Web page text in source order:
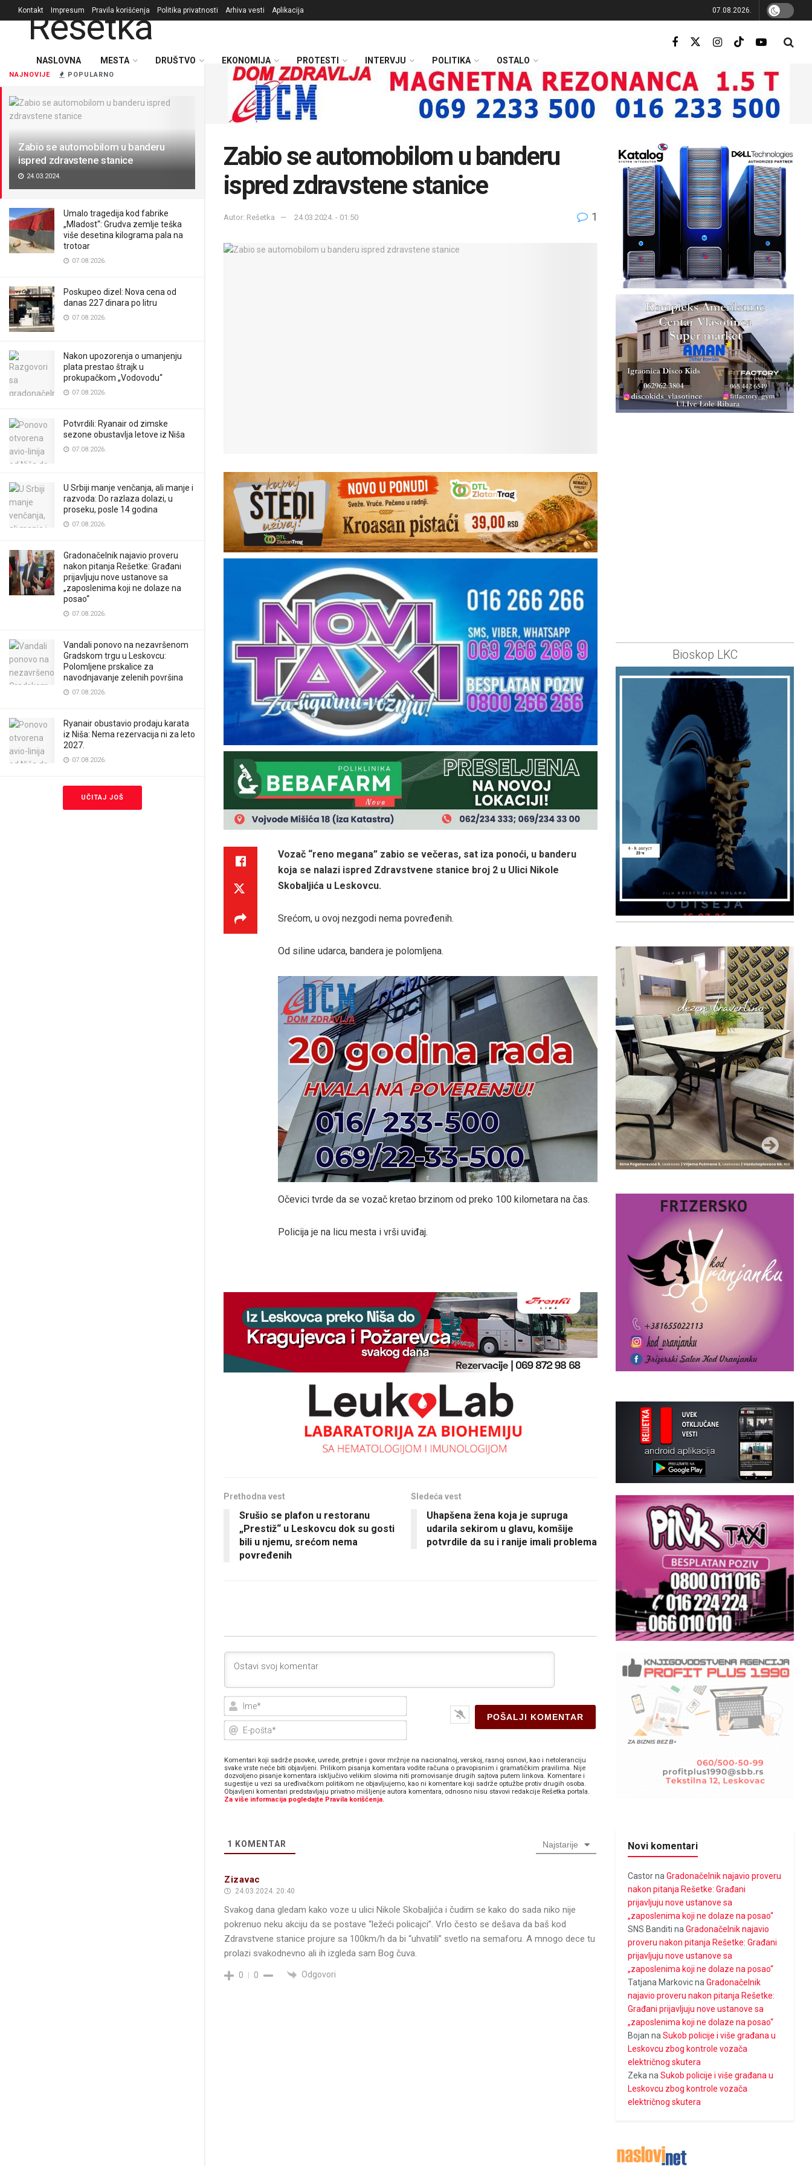
NAJNOVIJE POPULARNO
Zabio se automobilom u banderu
ispred zdravstene stanice
24.03.2024.
Umalo tragedija kod fabrike
„Mladost“: Grudva zemlje teška
više desetina kilograma pala na
trotoar
07.08.2026.
Poskupeo dizel: Nova cena od
danas 227 dinara po litru
07.08.2026.
Nakon upozorenja o umanjenju
plata prestao štrajk u
prokupačkom „Vodovodu“
07.08.2026.
Potvrdili: Ryanair od zimske
sezone obustavlja letove iz Niša
07.08.2026.
U Srbiji manje venčanja, ali manje i
razvoda: Do razlaza dolazi, u
proseku, posle 14 godina
07.08.2026.
Gradonačelnik najavio proveru
nakon pitanja Rešetke: Građani
prijavljuju nove ustanove sa
„zaposlenima koji ne dolaze na
posao“
07.08.2026.
Vandali ponovo na nezavršenom
Gradskom trgu u Leskovcu:
Polomljene prskalice za
navodnjavanje zelenih površina
07.08.2026.
Ryanair obustavio prodaju karata
iz Niša: Nema rezervacija ni za leto
2027.
07.08.2026.
UČITAJ JOŠ
Kontakt Impresum Pravila korišćenja Politika privatnosti Arhiva vesti Aplikacija 07.08.2026.
NASLOVNA MESTA DRUŠTVO EKONOMIJA PROTESTI INTERVJU POLITIKA OSTALO
Zabio se automobilom u banderu
ispred zdravstene stanice
Autor: Rešetka 24.03.2024. - 01:50 1
Vozač “reno megana” zabio se večeras, sat iza ponoći, u banderu
koja se nalazi ispred Zdravstvene stanice broj 2 u Ulici Nikole
Skobaljića u Leskovcu.
Srećom, u ovoj nezgodi nema povređenih.
Od siline udarca, bandera je polomljena.
Očevici tvrde da se vozač kretao brzinom od preko 100 kilometara na čas.
Policija je na licu mesta i vrši uviđaj.
Prethodna vest
Srušio se plafon u restoranu
„Prestiž“ u Leskovcu dok su gosti
bili u njemu, srećom nema
povređenih
Sledeća vest
Uhapšena žena koja je supruga
udarila sekirom u glavu, komšije
potvrdile da su i ranije imali problema
Ime*
E-
Komentari koji sadrže psovke, uvrede, pretnje i govor mržnje na nacionalnoj, verskoj, rasnoj osnovi, kao i netoleranciju
svake vrste neće biti objavljeni. Prilikom pisanja komentara vodite računa o pravopisnim i gramatičkim pravilima. Nije
dozvoljeno pisanje komentara isključivo velikim slovima niti promovisanje drugih sajtova putem linkova. Komentare i
sugestije u vezi sa uređivačkom politikom ne objavljujemo, kao ni komentare koji sadrže optužbe protiv drugih osoba.
Objavljeni komentari predstavljaju privatno mišljenje autora komentara, odnosno nisu stavovi redakcije Rešetka portala.
Za više informacija pogledajte Pravila korišćenja.
1 KOMENTAR Najstarije
Zizavac
24.03.2024. 20:40
Svakog dana gledam kako voze u ulici Nikole Skobaljića i čudim se kako do sada niko nije
pokrenuo neku akciju da se postave “ležeći policajci”. Vrlo često se dešava da baš kod
Zdravstvene stanice projure sa 100km/h da bi “uhvatili” svetlo na semaforu. A mnogo dece tu
prolazi svakodnevno ali ih izgleda sam Bog čuva.
0 0 Odgovori
Bioskop LKC
Novi komentari
CastornaGradonačelnik najavio proveru
nakon pitanja Rešetke: Građani
prijavljuju nove ustanove sa
„zaposlenima koji ne dolaze na posao“
SNS Banditi naGradonačelnik najavio
proveru nakon pitanja Rešetke: Građani
prijavljuju nove ustanove sa
„zaposlenima koji ne dolaze na posao“
Tatjana MarkovicnaGradonačelnik
najavio proveru nakon pitanja Rešetke:
Građani prijavljuju nove ustanove sa
„zaposlenima koji ne dolaze na posao“
Bojan naSukob policije i više građana u
Leskovcu zbog kontrole vozača
električnog skutera
Zeka naSukob policije i više građana u
Leskovcu zbog kontrole vozača
električnog skutera